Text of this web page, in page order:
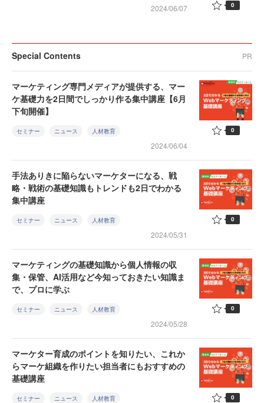
2024/06/07 0
Special Contents PR
マーケティング専門メディアが提供する、マー
ケ基礎力を2日間でしっかり作る集中講座【6月
下旬開催】
セミナー ニュース 人材教育
2024/06/04
0
手法ありきに陥らないマーケターになる、戦
略・戦術の基礎知識もトレンドも2日でわかる
集中講座
セミナー ニュース 人材教育
2024/05/31
0
マーケティングの基礎知識から個人情報の収
集・保管、AI活用など今知っておきたい知識ま
で、プロに学ぶ
セミナー ニュース 人材教育
2024/05/28
0
マーケター育成のポイントを知りたい、これか
らマーケ組織を作りたい担当者にもおすすめの
基礎講座
セミナー ニュース 人材教育 0